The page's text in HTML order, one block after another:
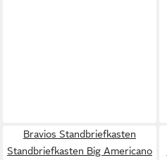
Bravios Standbriefkasten
Standbriefkasten Big Americano